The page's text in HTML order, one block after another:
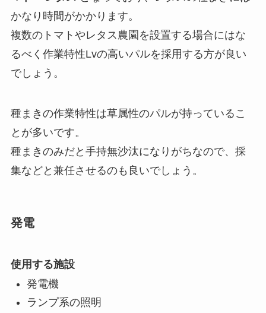
かなり時間がかかります。
複数のトマトやレタス農園を設置する場合にはな
るべく作業特性Lvの高いパルを採用する方が良い
でしょう。
種まきの作業特性は草属性のパルが持っているこ
とが多いです。
種まきのみだと手持無沙汰になりがちなので、採
集などと兼任させるのも良いでしょう。
発電
使用する施設
発電機
ランプ系の照明